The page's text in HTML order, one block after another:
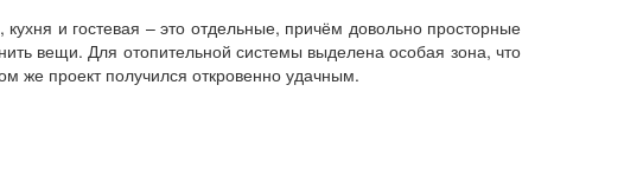
и гостевая – это отдельные, причём довольно просторные
вещи. Для отопительной системы выделена особая зона, что
же проект получился откровенно удачным.